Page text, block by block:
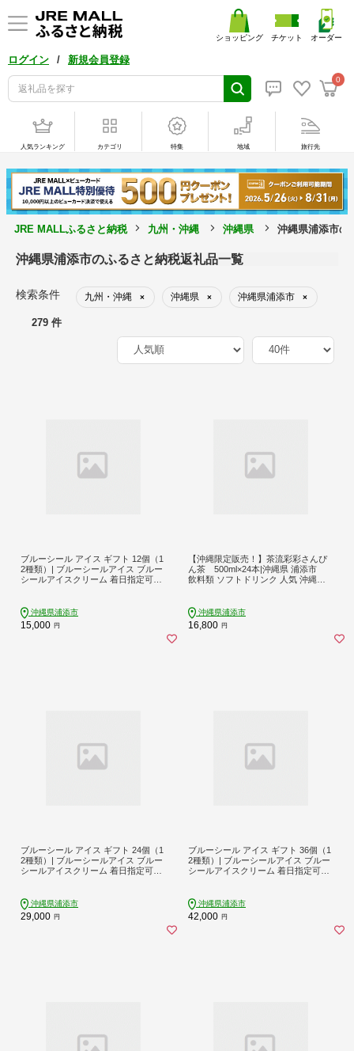
ログイン / 新規会員登録
0
ショッピング チケット オーダー
人気ランキング カテゴリ 特集 地域 旅行先
JRE MALLふるさと納税 九州・沖縄 沖縄県 沖縄県浦添市の
沖縄県浦添市のふるさと納税返礼品一覧
検索条件 九州・沖縄 × 沖縄県 × 沖縄県浦添市 ×
279 件
ブルーシール アイス ギフト 12個（1
2種類）| ブルーシールアイス ブルー
シールアイスクリーム 着日指定可能
プ 詰め合わせ バラエティ | バニラ チ
ョコレート ストロベリー ピスタチオ
バニラ＆クッキー ウベ 沖縄紅イモ
沖縄県浦添市
15,000 円
【沖縄限定販売！】茶流彩彩さんぴ
ん茶 500ml×24本|沖縄県 浦添市
飲料類 ソフトドリンク 人気 沖縄限
沖縄県浦添市
16,800 円
ブルーシール アイス ギフト 24個（1
2種類）| ブルーシールアイス ブルー
シールアイスクリーム 着日指定可能
プ 詰め合わせ バラエティ | バニラ チ
ョコレート ストロベリー ピスタチオ
バニラ＆クッキー ウベ 沖縄紅イモ
沖縄県浦添市
29,000 円
ブルーシール アイス ギフト 36個（1
2種類）| ブルーシールアイス ブルー
シールアイスクリーム 着日指定可能
プ 詰め合わせ バラエティ | バニラ チ
ョコレート ストロベリー ピスタチオ
バニラ＆クッキー ウベ 沖縄紅イモ
沖縄県浦添市
42,000 円